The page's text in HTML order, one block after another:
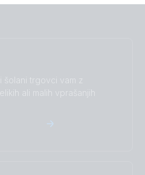
šolani trgovci vam z
ali malih vprašanjih